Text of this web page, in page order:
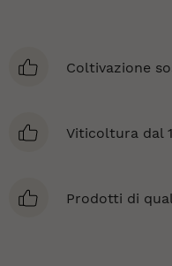
Coltivazione
Viticoltura dal
Prodotti di